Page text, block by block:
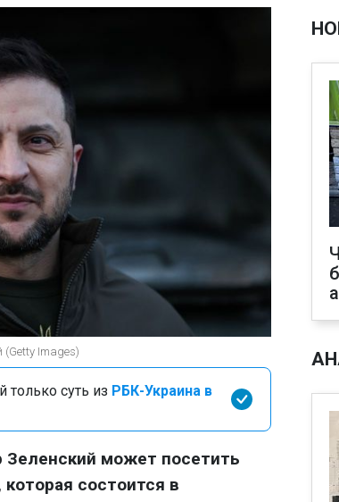
Images)
суть из РБК-Украина в
может посетить
состоится в